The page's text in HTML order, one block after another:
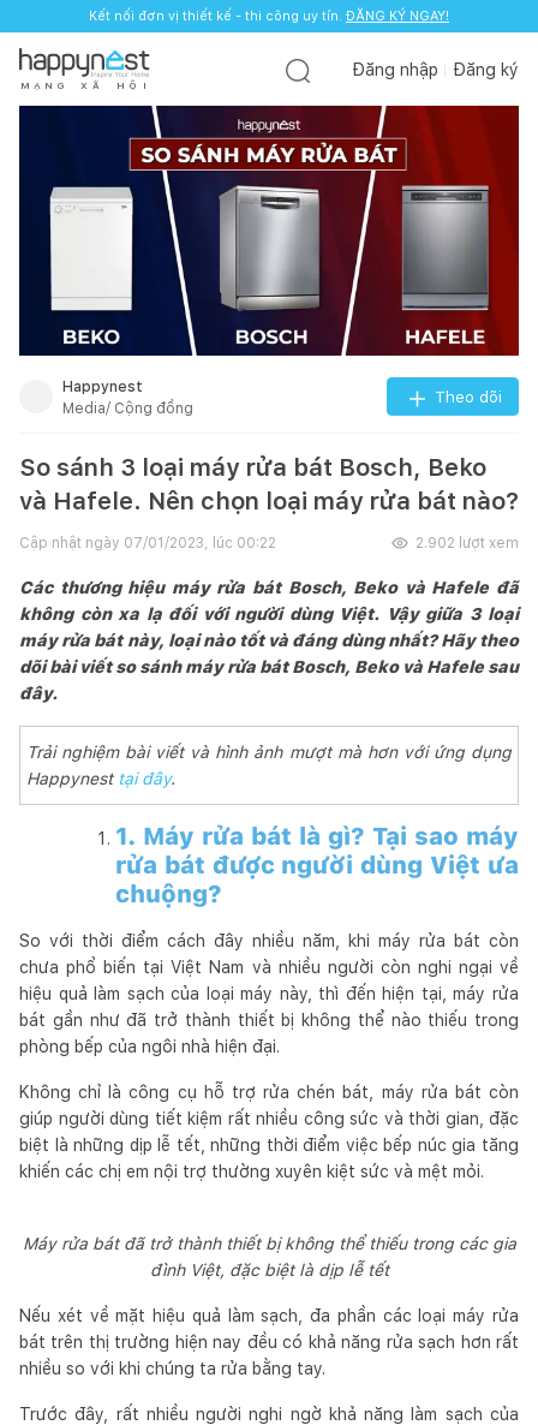
Kết nối đơn vị thiết kế - thi công uy tín. ĐĂNG KÝ NGAY!
M Ạ N G X Ã H Ộ I
Đăng nhập Đăng ký
Happynest
Media/ Cộng đồng
Theo dõi
So sánh 3 loại máy rửa bát Bosch, Beko
và Hafele. Nên chọn loại máy rửa bát nào?
Cập nhật ngày 07/01/2023, lúc 00:22 2.902 lượt xem
Các thương hiệu máy rửa bát Bosch, Beko và Hafele đã
không còn xa lạ đối với người dùng Việt. Vậy giữa 3 loại
máy rửa bát này, loại nào tốt và đáng dùng nhất? Hãy theo
dõi bài viết so sánh máy rửa bát Bosch, Beko và Hafele sau
đây.
Trải nghiệm bài viết và hình ảnh mượt mà hơn với ứng dụng
Happynest tại đây.
1. Máy rửa bát là gì? Tại sao máy
rửa bát được người dùng Việt ưa
chuộng?
So với thời điểm cách đây nhiều năm, khi máy rửa bát còn
chưa phổ biến tại Việt Nam và nhiều người còn nghi ngại về
hiệu quả làm sạch của loại máy này, thì đến hiện tại, máy rửa
bát gần như đã trở thành thiết bị không thể nào thiếu trong
phòng bếp của ngôi nhà hiện đại.
Không chỉ là công cụ hỗ trợ rửa chén bát, máy rửa bát còn
giúp người dùng tiết kiệm rất nhiều công sức và thời gian, đặc
biệt là những dịp lễ tết, những thời điểm việc bếp núc gia tăng
khiến các chị em nội trợ thường xuyên kiệt sức và mệt mỏi.
Máy rửa bát đã trở thành thiết bị không thể thiếu trong các gia
đình Việt, đặc biệt là dịp lễ tết
Nếu xét về mặt hiệu quả làm sạch, đa phần các loại máy rửa
bát trên thị trường hiện nay đều có khả năng rửa sạch hơn rất
nhiều so với khi chúng ta rửa bằng tay.
Trước đây, rất nhiều người nghi ngờ khả năng làm sạch của